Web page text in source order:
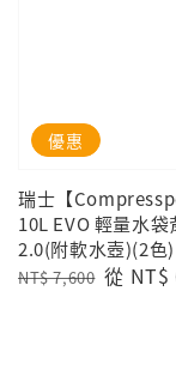
優惠
瑞士【
10L EVO 輕量水袋
2.0(附軟水壺)(2色)
Regular
NT$ 7,600 Sale
從 NT$